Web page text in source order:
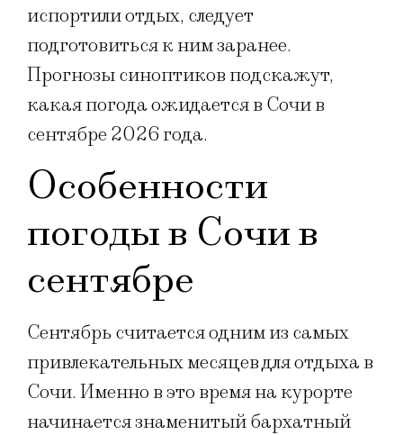
испортили отдых, следует
подготовиться к ним заранее.
Прогнозы синоптиков подскажут,
какая погода ожидается в Сочи в
сентябре 2026 года.
Особенности
погоды в Сочи в
сентябре
Сентябрь считается одним из самых
привлекательных месяцев для отдыха в
Сочи. Именно в это время на курорте
начинается знаменитый бархатный